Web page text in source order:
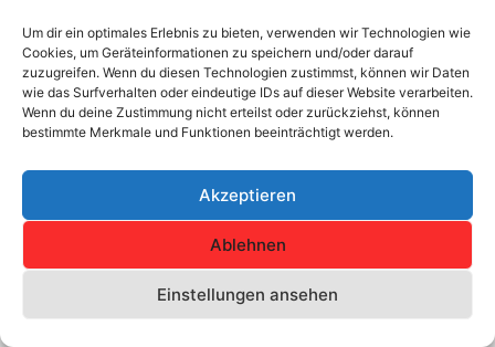
Um dir ein optimales Erlebnis zu bieten, verwenden wir Technologien wie
Cookies, um Geräteinformationen zu speichern und/oder darauf
zuzugreifen. Wenn du diesen Technologien zustimmst, können wir Daten
wie das Surfverhalten oder eindeutige IDs auf dieser Website verarbeiten.
Wenn du deine Zustimmung nicht erteilst oder zurückziehst, können
bestimmte Merkmale und Funktionen beeinträchtigt werden.
Akzeptieren
Ablehnen
Einstellungen ansehen
Impressum
Copyright © 2026 SV Concordia Erfurt e.V. | Alle Rechte
vorbehalten.
Haftungshinweis: Trotz sorgfältiger inhaltlicher Kontrolle übernehmen
Für den Inhalt der verlinkten Seiten sind ausschließlich deren
Betreiber verantwortlich.